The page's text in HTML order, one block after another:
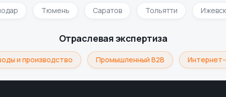
Тюмень Саратов Тольятти
Отраслевая экспертиза
и производство Промышленный B2B Интернет-